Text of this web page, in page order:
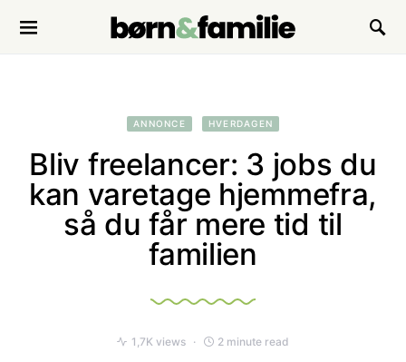
Search for:
ANNONCE HVERDAGEN
Bliv freelancer: 3 jobs du
kan varetage hjemmefra,
så du får mere tid til
familien
1,7K views 2 minute read